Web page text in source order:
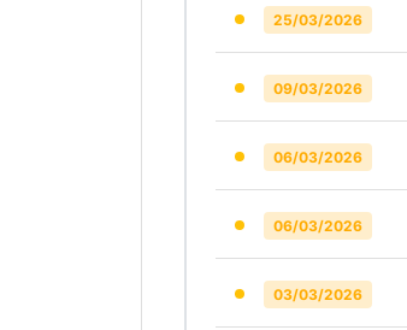
25/03/2026
09/03/2026
06/03/2026
06/03/2026
03/03/2026